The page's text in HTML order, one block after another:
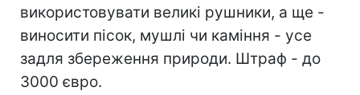
використовувати великі рушники, а ще -
виносити пісок, мушлі чи каміння - усе
задля збереження природи. Штраф - до
3000 євро.